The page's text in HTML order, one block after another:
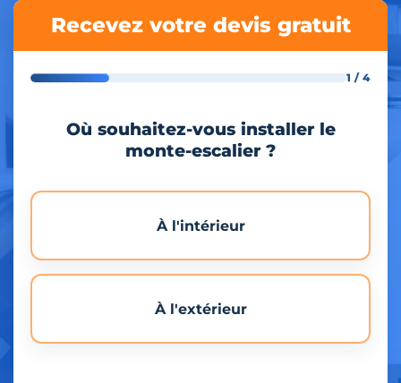
Recevez votre devis gratuit
1 / 4
Où souhaitez-vous installer le
monte-escalier ?
À l'intérieur
À l'extérieur